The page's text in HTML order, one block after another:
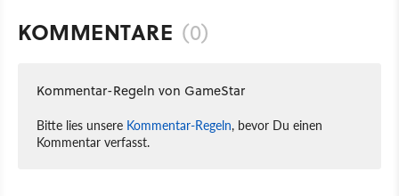
KOMMENTARE (0)
Kommentar-Regeln von GameStar
Bitte lies unsere Kommentar-Regeln, bevor Du einen
Kommentar verfasst.